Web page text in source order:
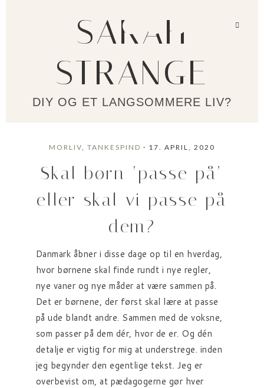
SARAH
STRANGE
DIY OG ET LANGSOMMERE LIV?
MORLIV, TANKESPIND · 17. APRIL, 2020
Skal børn ‘passe på’
eller skal vi passe på
dem?
Danmark åbner i disse dage op til en hverdag,
hvor børnene skal finde rundt i nye regler,
nye vaner og nye måder at være sammen på.
Det er børnene, der først skal lære at passe
på ude blandt andre. Sammen med de voksne,
som passer på dem dér, hvor de er. Og dén
detalje er vigtig for mig at understrege. inden
jeg begynder den egentlige tekst. Jeg er
overbevist om, at pædagogerne gør hver